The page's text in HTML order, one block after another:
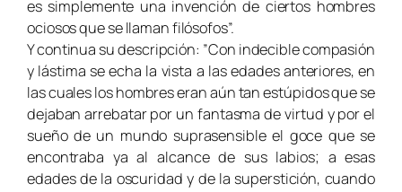
es simplemente una invención de ciertos hombres
ociosos que se llaman filósofos”.
Y continua su descripción: ”Con indecible compasión
y lástima se echa la vista a las edades anteriores, en
las cuales los hombres eran aún tan estúpidos que se
dejaban arrebatar por un fantasma de virtud y por el
sueño de un mundo suprasensible el goce que se
encontraba ya al alcance de sus labios; a esas
edades de la oscuridad y de la superstición, cuando